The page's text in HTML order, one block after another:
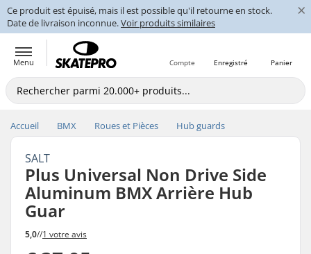
Ce produit est épuisé, mais il est possible qu'il retourne en stock.
Date de livraison inconnue.Voir produits similaires
×
Menu Panier
Enregistré
Compte
Accueil BMX Roues et Pièces Hub guards
SALT
Plus Universal Non Drive Side
Aluminum BMX Arrière Hub
Guar
5,0//1 votre avis